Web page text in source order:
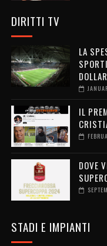
DIRITTI TV
LA
IL
DOVE
STADI E IMPIANTI